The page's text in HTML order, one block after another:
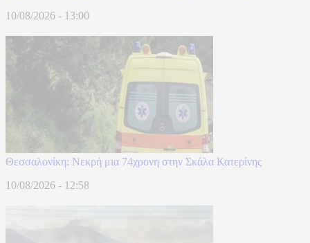
10/08/2026 - 13:00
Θεσσαλονίκη: Νεκρή μια 74χρονη στην Σκάλα Κατερίνης
10/08/2026 - 12:58